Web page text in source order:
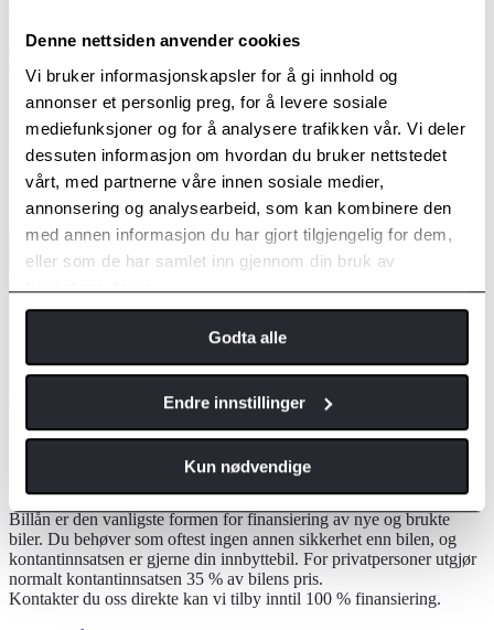
Denne nettsiden anvender cookies
Vi bruker informasjonskapsler for å gi innhold og
annonser et personlig preg, for å levere sosiale
mediefunksjoner og for å analysere trafikken vår. Vi deler
dessuten informasjon om hvordan du bruker nettstedet
vårt, med partnerne våre innen sosiale medier,
annonsering og analysearbeid, som kan kombinere den
med annen informasjon du har gjort tilgjengelig for dem,
eller som de har samlet inn gjennom din bruk av
tjenestene deres.
Godta alle
Endre innstillinger
Kun nødvendige
Billån
Et fleksibelt finansieringsalternativ
Billån er den vanligste formen for finansiering av nye og brukte
biler. Du behøver som oftest ingen annen sikkerhet enn bilen, og
kontantinnsatsen er gjerne din innbyttebil. For privatpersoner utgjør
normalt kontantinnsatsen 35 % av bilens pris.
Kontakter du oss direkte kan vi tilby inntil 100 % finansiering.